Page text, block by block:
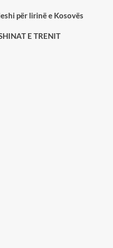
për lirinë e Kosovës
E TRENIT